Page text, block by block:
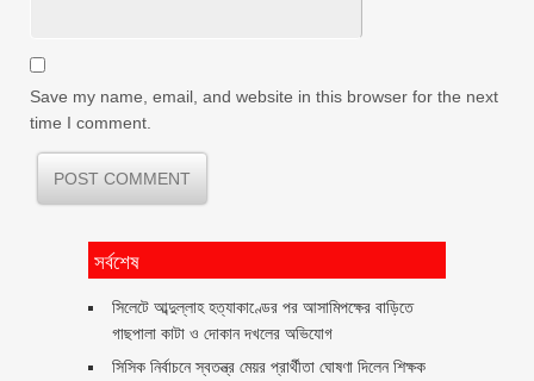
Save my name, email, and website in this browser for the next
time I comment.
সর্বশেষ
সিলেটে আব্দুল্লাহ হত্যাকাণ্ডের পর আসামিপক্ষের বাড়িতে
গাছপালা কাটা ও দোকান দখলের অভিযোগ
সিসিক নির্বাচনে স্বতন্ত্র মেয়র প্রার্থীতা ঘোষণা দিলেন শিক্ষক